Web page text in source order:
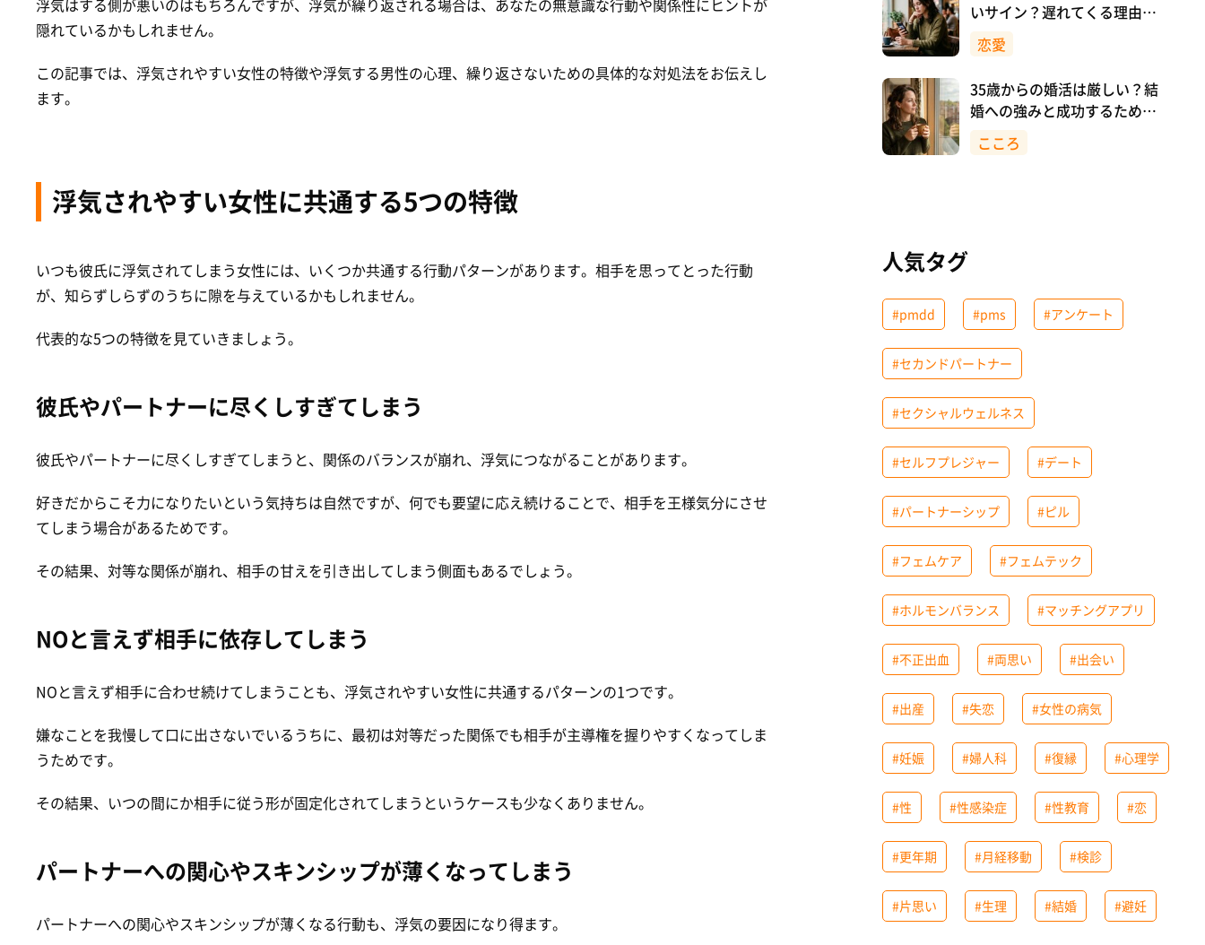
隠れているかもしれません。
この記事では、浮気されやすい女性の特徴や浮気する男性の心理、繰り返さないための具体的な対処法をお伝えし
ます。
浮気されやすい女性に共通する5つの特徴
いつも彼氏に浮気されてしまう女性には、いくつか共通する行動パターンがあります。相手を思ってとった行動
が、知らずしらずのうちに隙を与えているかもしれません。
代表的な5つの特徴を見ていきましょう。
彼氏やパートナーに尽くしすぎてしまう
彼氏やパートナーに尽くしすぎてしまうと、関係のバランスが崩れ、浮気につながることがあります。
好きだからこそ力になりたいという気持ちは自然ですが、何でも要望に応え続けることで、相手を王様気分にさせ
てしまう場合があるためです。
その結果、対等な関係が崩れ、相手の甘えを引き出してしまう側面もあるでしょう。
NOと言えず相手に依存してしまう
NOと言えず相手に合わせ続けてしまうことも、浮気されやすい女性に共通するパターンの1つです。
嫌なことを我慢して口に出さないでいるうちに、最初は対等だった関係でも相手が主導権を握りやすくなってしま
うためです。
その結果、いつの間にか相手に従う形が固定化されてしまうというケースも少なくありません。
パートナーへの関心やスキンシップが薄くなってしまう
パートナーへの関心やスキンシップが薄くなる行動も、浮気の要因になり得ます。
いサイン？遅れてくる理由と
対処法
恋愛
35歳からの婚活は厳しい？結
婚への強みと成功するために
意識したいこと
こころ
人気タグ
#pmdd #pms #アンケート
#セカンドパートナー
#セクシャルウェルネス
#セルフプレジャー #デート
#パートナーシップ #ピル
#フェムケア #フェムテック
#ホルモンバランス #マッチングアプリ
#不正出血 #両思い #出会い
#出産 #失恋 #女性の病気
#妊娠 #婦人科 #復縁 #心理学
#性 #性感染症 #性教育 #恋
#更年期 #月経移動 #検診
#片思い #生理 #結婚 #避妊